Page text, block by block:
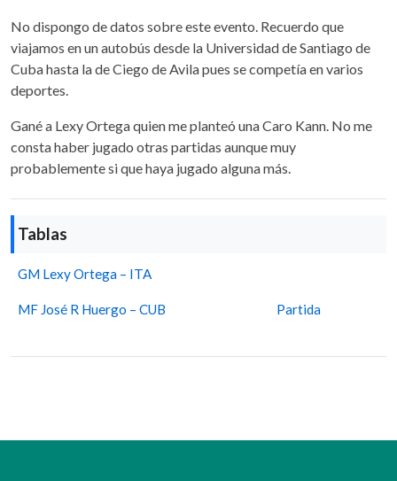
No dispongo de datos sobre este evento. Recuerdo que
viajamos en un autobús desde la Universidad de Santiago de
Cuba hasta la de Ciego de Avila pues se competía en varios
deportes.
Gané a Lexy Ortega quien me planteó una Caro Kann. No me
consta haber jugado otras partidas aunque muy
probablemente si que haya jugado alguna más.
Tablas
GM Lexy Ortega – ITA
MF José R Huergo – CUB Partida